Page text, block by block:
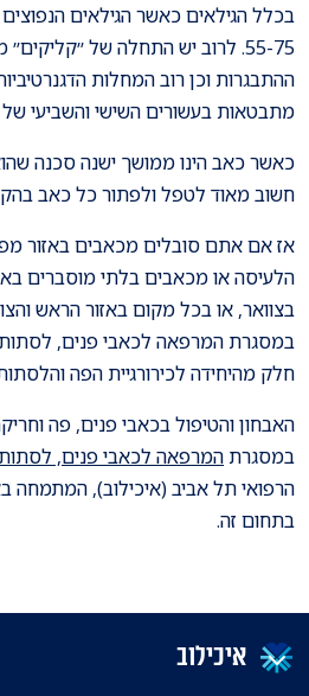
55-75. לרוב יש התחלה של
ההתבגרות וכן רוב המחלות
מתבטאות בעשורים השישי והשביעי של
כאשר כאב הינו ממושך ישנה סכנה שהוא
חשוב מאוד לטפל ולפתור כל כאב
אז אם אתם סובלים מכאבים באזור
הלעיסה או מכאבים בלתי מוסברים
בצוואר, או בכל מקום באזור הראש
במסגרת המרפאה לכאבי פנים,
חלק מהיחידה לכירורגיית הפה
האבחון והטיפול בכאבי פנים, פה
במסגרתהמרפאה לכאבי פנים,
הרפואי תל אביב (איכילוב), המתמחה
בתחום זה.
איכילוב